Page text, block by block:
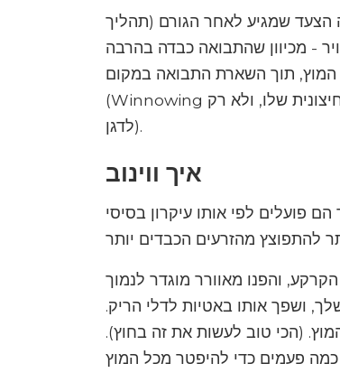
הצעד שמגיע לאחר הגורם (תהליך
- מכיוון שהתבואה כבדה בהרבה
תוך השארת התבואה במקום.
(Winnowing יכול להתייחס למעשה להפרדת כל זרע מקליפתו או הקליפה החיצונית שלו, ולא רק
לדגן).
איך ווינוב
פועלים לפי אותו עיקרון בסיסי
והפנו מאוורר מוגדר לנמוך
ושפך אותו באטיות לדלי הריק.
(הכי טוב לעשות את זה בחוץ).